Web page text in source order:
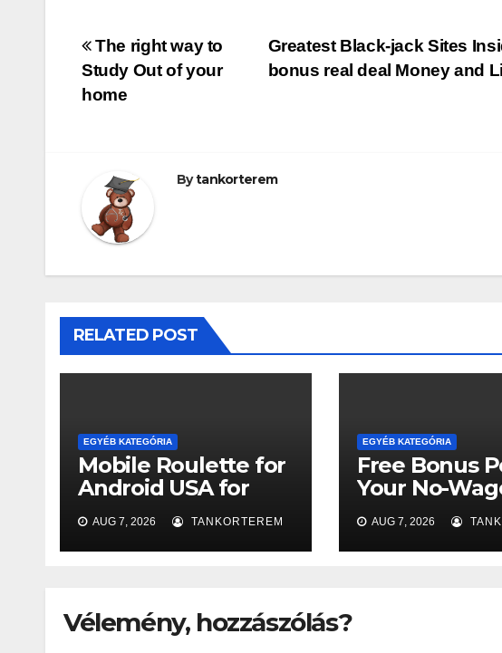
Bejegyzés
navigáció
Greatest Black-jack Sites
bonus real deal Money and
The right way to
Study Out of your
home
Bytankorterem
RELATED POST
EGYÉB KATEGÓRIA
Mobile Roulette for
Android USA for
Newcomers
AUG 7, 2026 TANKORTEREM
EGYÉB KATEGÓRIA
Free Bonus
Your No-
Ticket to the
Win
AUG 7, 2026
Vélemény, hozzászólás?